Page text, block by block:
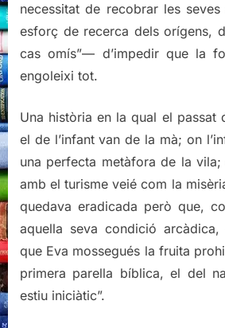
necessitat de recobrar les
esforç de recerca dels orígens,
cas omís”— d’impedir que la
engoleixi tot.
Una història en la qual el passat
el de l’infant van de la mà; on
una perfecta metàfora de la vila;
amb el turisme veié com la
quedava eradicada però que,
aquella seva condició
que Eva mossegués la fruita
primera parella bíblica, el del
estiu iniciàtic”.